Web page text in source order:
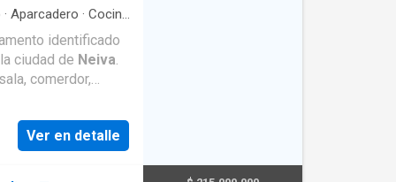
· Aparcadero · Cocina
identificado
ciudad de Neiva
comerdor,
del banco popular,
de la ciudad
carrera 4ª, frente
Ver en detalle